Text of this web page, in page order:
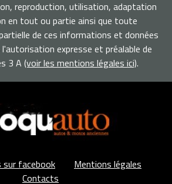
reproduction, utilisation, adaptation
en tout ou partie ainsi que toute
de ces informations et données
expresse et préalable de
3 A (voir les mentions légales ici).
sur facebook
Mentions légales
Contacts